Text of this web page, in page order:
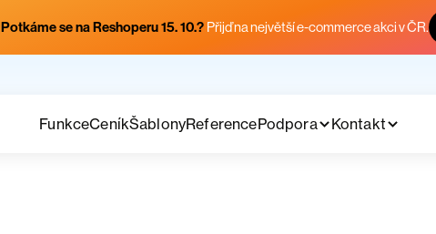
Potkáme se na Reshoperu 15. 10.? Přijď na největší e-commerce akci v ČR.
FunkceCeníkŠablonyReferencePodpora Kontakt